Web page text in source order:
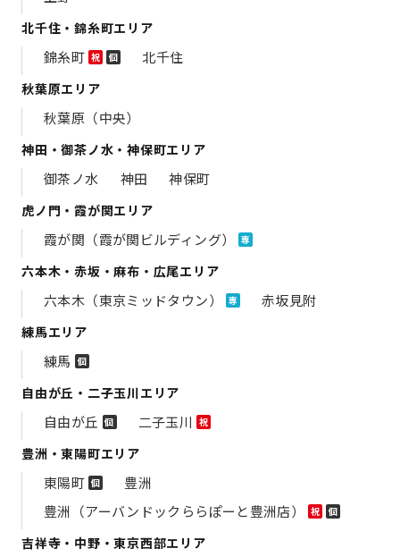
北千住・錦糸町エリア
錦糸町 祝 個 北千住
秋葉原エリア
秋葉原（中央）
神田・御茶ノ水・神保町エリア
御茶ノ水 神田 神保町
虎ノ門・霞が関エリア
霞が関（霞が関ビルディング） 専
六本木・赤坂・麻布・広尾エリア
六本木（東京ミッドタウン） 専 赤坂見附
練馬エリア
練馬 個
自由が丘・二子玉川エリア
自由が丘 個 二子玉川 祝
豊洲・東陽町エリア
東陽町 個
豊洲
豊洲（アーバンドックららぽーと豊洲店）
祝 個
吉祥寺・中野・東京西部エリア